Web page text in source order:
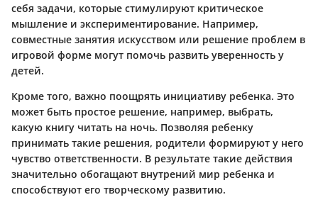
себя задачи, которые стимулируют критическое
мышление и экспериментирование. Например,
совместные занятия искусством или решение проблем в
игровой форме могут помочь развить уверенность у
детей.
Кроме того, важно поощрять инициативу ребенка. Это
может быть простое решение, например, выбрать,
какую книгу читать на ночь. Позволяя ребенку
принимать такие решения, родители формируют у него
чувство ответственности. В результате такие действия
значительно обогащают внутрений мир ребенка и
способствуют его творческому развитию.